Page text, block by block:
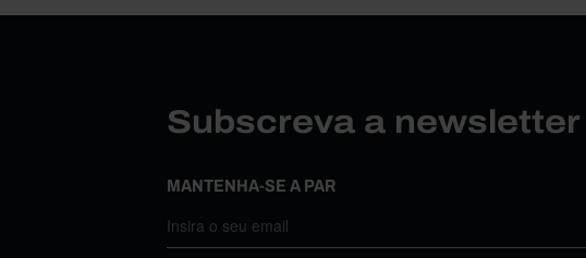
Subscreva a
MANTENHA-SE A PAR